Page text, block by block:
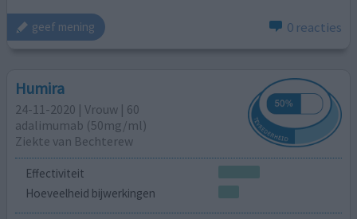
geef mening 0 reacties
Humira
24-11-2020 | Vrouw | 60
adalimumab (50mg/ml)
Ziekte van Bechterew
Effectiviteit
Hoeveelheid bijwerkingen